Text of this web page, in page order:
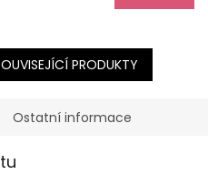
PRODUKTY
Ostatní informace